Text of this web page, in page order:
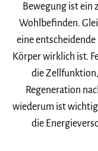
Bewegung ist ein
Wohlbefinden.
eine
Körper wirklich ist.
die
Regeneration
wiederum ist
die